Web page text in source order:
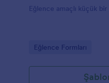
Eğlence amaçlı küçük bir
Go to Category:
Eğlence Formları